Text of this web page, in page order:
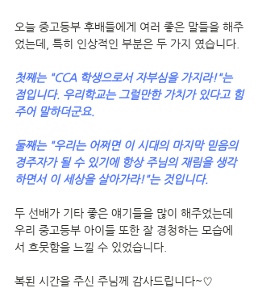
오늘 중고등부 후배들에게 여러 좋은 말들을 해주
었는데, 특히 인상적인 부분은 두 가지 였습니다.
첫째는 "CCA 학생으로서 자부심을 가지라!"는
점입니다. 우리학교는 그럴만한 가치가 있다고 힘
주어 말하더군요.
둘째는 "우리는 어쩌면 이 시대의 마지막 믿음의
경주자가 될 수 있기에 항상 주님의 재림을 생각
하면서 이 세상을 살아가라!"는 것입니다.
두 선배가 기타 좋은 얘기들을 많이 해주었는데
우리 중고등부 아이들 또한 잘 경청하는 모습에
서 흐뭇함을 느낄 수 있었습니다.
복된 시간을 주신 주님께 감사드립니다~♡